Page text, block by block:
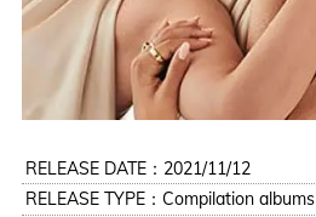
RELEASE DATE：2021/11/12
RELEASE TYPE：Compilation albums